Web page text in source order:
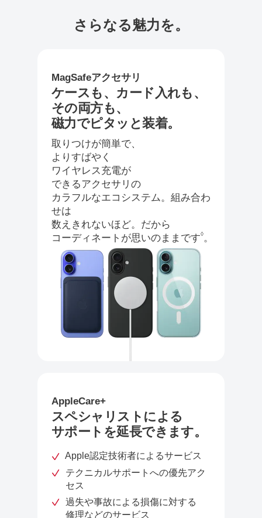
さらなる魅力を。
MagSafeアクセサリ
ケースも、カード入れも、
その両方も、
磁力でピタッと装着。
取りつけが簡単で、
よりすばやく
ワイヤレス充電が
できるアクセサリの
カラフルなエコシステム。組み合わ
せは
数えきれないほど。だから
コーディネートが思いのままです◊。
AppleCare+
スペシャリストによる
サポートを延長できます。
Apple認定技術者によるサービス
テクニカルサポートへの優先アク
セス
過失や事故による損傷に対する
修理などのサービス